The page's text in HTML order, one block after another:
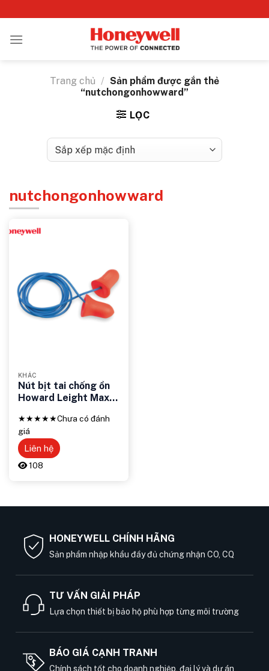
qua
nội
Trang chủ / Sản phẩm được gắn thẻ
“nutchongonhowward”
LỌC
nutchongonhowward
KHÁC
Nút bịt tai chống ồn
Howard Leight Max
thính giác tối ưu
★★★★★Chưa có đánh
giá
Liên hệ
108
HONEYWELL CHÍNH HÃNG
Sản phẩm nhập khẩu đầy đủ chứng nhận CO, CQ
TƯ VẤN GIẢI PHÁP
Lựa chọn thiết bị bảo hộ phù hợp từng môi trường
BÁO GIÁ CẠNH TRANH
Chính sách tốt cho doanh nghiệp, đại lý và dự án